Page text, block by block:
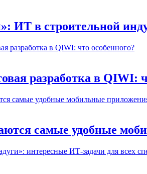
ИТ в строительной
разработка в QIWI:
самые удобные